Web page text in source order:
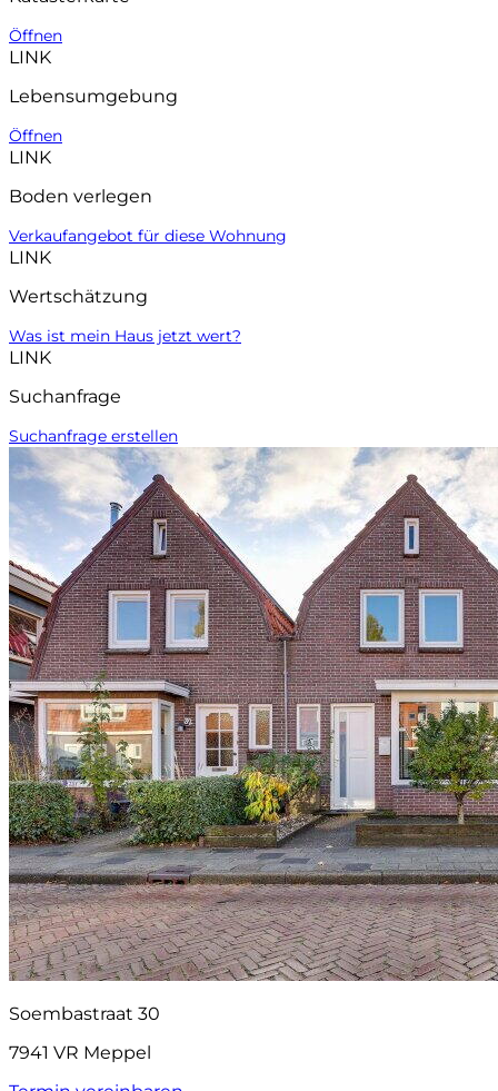
Öffnen
LINK
Lebensumgebung
Öffnen
LINK
Boden verlegen
Verkaufangebot für diese Wohnung
LINK
Wertschätzung
Was ist mein Haus jetzt wert?
LINK
Suchanfrage
Suchanfrage erstellen
Soembastraat 30
7941 VR Meppel